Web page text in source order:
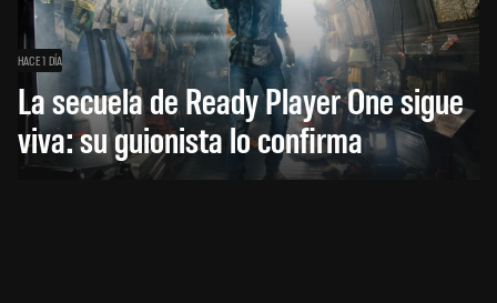
HACE 1 DÍA
La secuela de Ready Player One sigue
viva: su guionista lo confirma